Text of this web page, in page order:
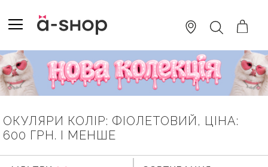
TO
CONTENT
ПОШУК
ОКУЛЯРИ КОЛІР: ФІОЛЕТОВИЙ, ЦІНА:
600 ГРН. І МЕНШЕ